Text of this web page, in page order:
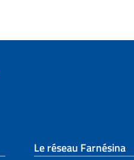
Le réseau Farnésina